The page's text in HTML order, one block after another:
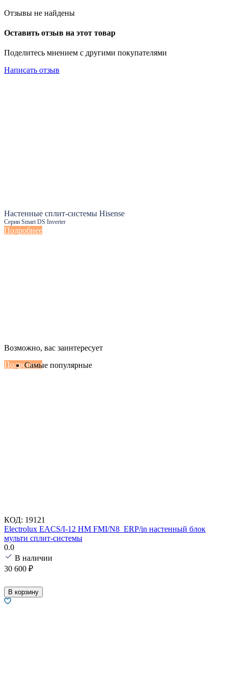
Отзывы не найдены
Оставить отзыв на этот товар
Поделитесь мнением с другими покупателями
Написать отзыв
Настенные сплит-системы Hisense
Серии Smart DS Inverter
Подробнее
Настенные сплит-системы Haier
Подробнее
Возможно, вас заинтересует
Самые популярные
КОД: 19121
Electrolux EACS/I-12 HM FMI/N8_ERP/in настенный блок
мульти сплит-системы
0.0
В наличии
30 600 ₽
В корзину